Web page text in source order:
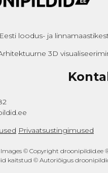
loodus- ja
3D
Privaatsustingimused
© Copyright droonipildid.ee
kaitstud © Autoriõigus